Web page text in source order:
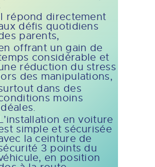
répond directement
défis quotidiens
parents,
offrant un gain de
considérable et
réduction du stress
des manipulations,
dans des
moins
en voiture
simple et sécurisée
la ceinture de
3 points du
en position